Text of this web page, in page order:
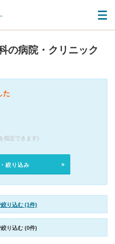
の病院・クリニック
た
指定できます)
絞り込み
り込む (1件)
り込む (0件)